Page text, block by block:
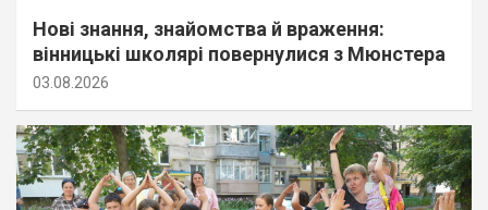
Нові знання, знайомства й враження:
вінницькі школярі повернулися з Мюнстера
03.08.2026